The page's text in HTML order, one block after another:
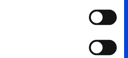
voor professionals in vastgoed